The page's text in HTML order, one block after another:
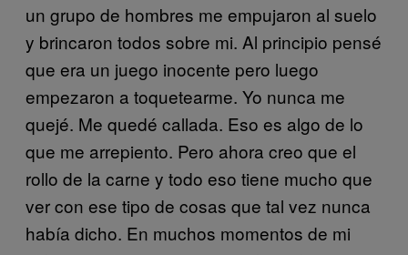
un grupo de hombres me empujaron al suelo
y brincaron todos sobre mi. Al principio pensé
que era un juego inocente pero luego
empezaron a toquetearme. Yo nunca me
quejé. Me quedé callada. Eso es algo de lo
que me arrepiento. Pero ahora creo que el
rollo de la carne y todo eso tiene mucho que
ver con ese tipo de cosas que tal vez nunca
había dicho. En muchos momentos de mi